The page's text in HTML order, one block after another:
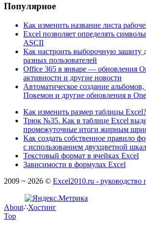
Популярное
Как изменить название листа
Excel позволяет определять
ASCII
Как настроить выборочную защиту
разных пользователей
Office 365 в январе — обновления
активности и другие новости
Автоматическое создание
Покемон и другие обновления в
Как изменить размер таблицы Excel?
Трюк №35. Как в таблице Excel
промежуточные итоги жирным
Как создать собственное правило
с использованием двухцветной
Текстовый формат в ячейках Excel
Зависимости в формулах Excel
2009 ~ 2026 © Excel2010.ru - руководство
About∴Хостинг
Top